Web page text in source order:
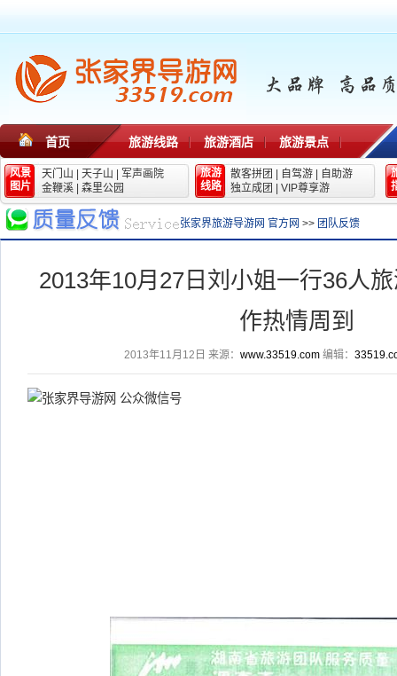
首页 旅游线路 旅游酒店 旅游景点
风景
图片
天门山 天子山
军声画院
金鞭溪
森里公园
旅游
线路
散客拼团 自驾游
自助游
独立成团
VIP尊享游
张家界旅游导游网 官方网 >> 团队反馈
2013年10月27日刘小姐一行36人
作热情周到
2013年11月12日 来源： www.33519.com编辑：